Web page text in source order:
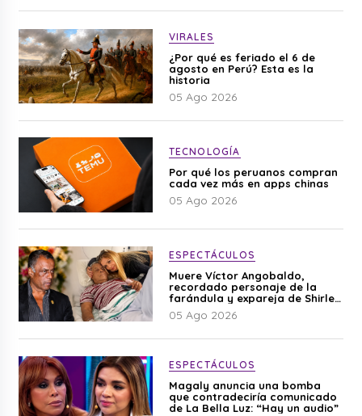
VIRALES
¿Por qué es feriado el 6 de
agosto en Perú? Esta es la
historia
05 Ago 2026
TECNOLOGÍA
Por qué los peruanos compran
cada vez más en apps chinas
05 Ago 2026
ESPECTÁCULOS
Muere Víctor Angobaldo,
recordado personaje de la
farándula y expareja de Shirley
Cherres
05 Ago 2026
ESPECTÁCULOS
Magaly anuncia una bomba
que contradeciría comunicado
de La Bella Luz: “Hay un audio”